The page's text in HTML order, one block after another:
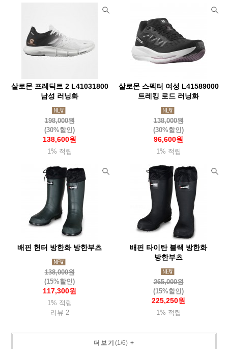
살로몬 프레딕트 2 L41031800
남성 러닝화
198,000원
(30%할인)
138,600원
1% 적립
살로몬 스펙터 여성 L41589000
트레킹 로드 러닝화
138,000원
(30%할인)
96,600원
1% 적립
배핀 헌터 방한화 방한부츠
138,000원
(15%할인)
117,300원
1% 적립
리뷰 2
배핀 타이탄 블랙 방한화
방한부츠
265,000원
(15%할인)
225,250원
1% 적립
더보기 (1/6)+